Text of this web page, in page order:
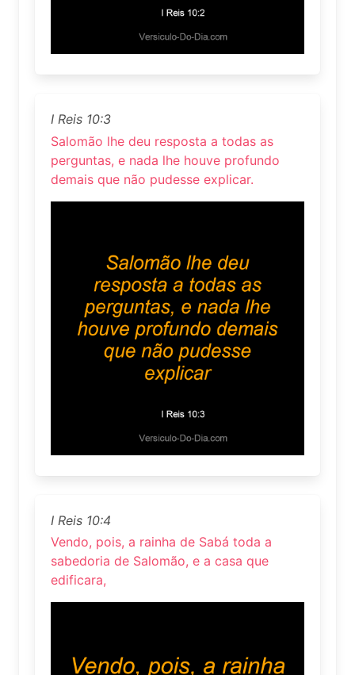
I Reis 10:3
Salomão lhe deu resposta a todas as
perguntas, e nada lhe houve profundo
demais que não pudesse explicar.
I Reis 10:4
Vendo, pois, a rainha de Sabá toda a
sabedoria de Salomão, e a casa que
edificara,